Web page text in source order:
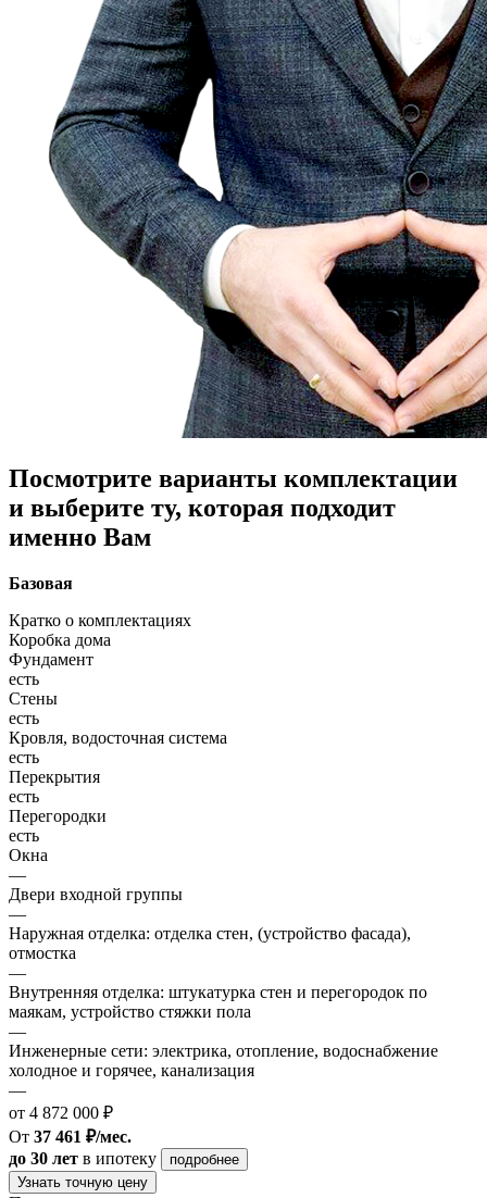
Посмотрите варианты комплектации
и выберите ту, которая подходит
именно Вам
Базовая
Кратко о комплектациях
Коробка дома
Фундамент
есть
Стены
есть
Кровля, водосточная система
есть
Перекрытия
есть
Перегородки
есть
Окна
—
Двери входной группы
—
Наружная отделка: отделка стен, (устройство фасада),
отмостка
—
Внутренняя отделка: штукатурка стен и перегородок по
маякам, устройство стяжки пола
—
Инженерные сети: электрика, отопление, водоснабжение
холодное и горячее, канализация
—
от 4 872 000 ₽
От 37 461 ₽/мес.
до 30 лет в ипотеку
подробнее
Узнать точную цену